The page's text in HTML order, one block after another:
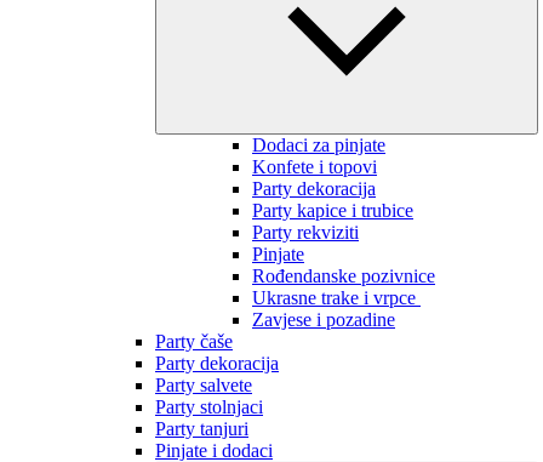
Dodaci za pinjate
Konfete i topovi
Party dekoracija
Party kapice i trubice
Party rekviziti
Pinjate
Rođendanske pozivnice
Ukrasne trake i vrpce
Zavjese i pozadine
Party čaše
Party dekoracija
Party salvete
Party stolnjaci
Party tanjuri
Pinjate i dodaci